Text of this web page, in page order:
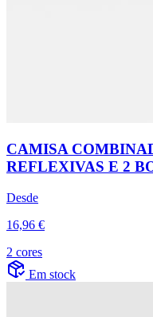
CAMISA
REFLEXIVAS E 2
Desde
16,96 €
2 cores
Em stock